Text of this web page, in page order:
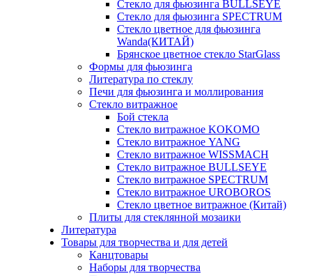
Стекло для фьюзинга BULLSEYE
Стекло для фьюзинга SPECTRUM
Стекло цветное для фьюзинга
Wanda(КИТАЙ)
Брянское цветное стекло StarGlass
Формы для фьюзинга
Литература по стеклу
Печи для фьюзинга и моллирования
Стекло витражное
Бой стекла
Стекло витражное KOKOMO
Стекло витражное YANG
Стекло витражное WISSMACH
Стекло витражное BULLSEYE
Стекло витражное SPECTRUM
Стекло витражное UROBOROS
Стекло цветное витражное (Китай)
Плиты для стеклянной мозаики
Литература
Товары для творчества и для детей
Канцтовары
Наборы для творчества